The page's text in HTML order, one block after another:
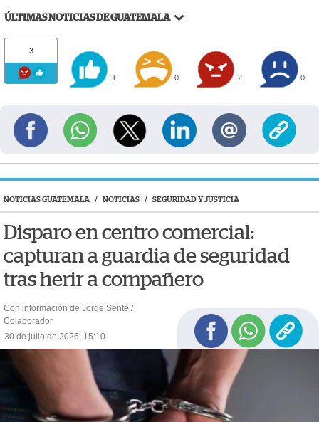
ÚLTIMAS NOTICIAS DE GUATEMALA
3
1 0 2 0
NOTICIAS GUATEMALA / NOTICIAS / SEGURIDAD Y JUSTICIA
Disparo en centro comercial:
capturan a guardia de seguridad
tras herir a compañero
Con información de Jorge Senté /
Colaborador
30 de julio de 2026, 15:10